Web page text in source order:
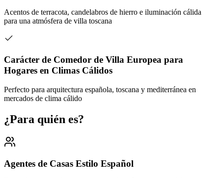
Acentos de terracota, candelabros de hierro e iluminación cálida
para una atmósfera de villa toscana
Carácter de Comedor de Villa Europea para
Hogares en Climas Cálidos
Perfecto para arquitectura española, toscana y mediterránea en
mercados de clima cálido
¿Para quién es?
Agentes de Casas Estilo Español